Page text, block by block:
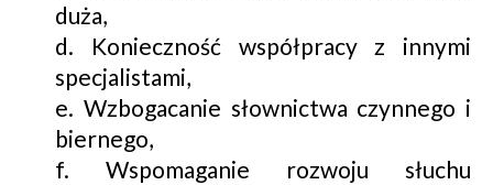
duża,
d. Konieczność współpracy z innymi
specjalistami,
e. Wzbogacanie słownictwa czynnego i
biernego,
f. Wspomaganie rozwoju słuchu